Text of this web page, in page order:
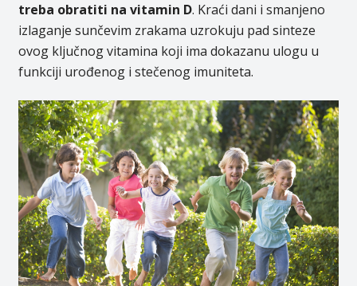
treba obratiti na vitamin D. Kraći dani i smanjeno
izlaganje sunčevim zrakama uzrokuju pad sinteze
ovog ključnog vitamina koji ima dokazanu ulogu u
funkciji urođenog i stečenog imuniteta.